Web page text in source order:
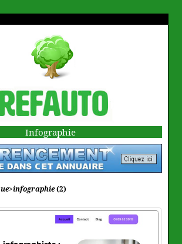
Infographie
(2)